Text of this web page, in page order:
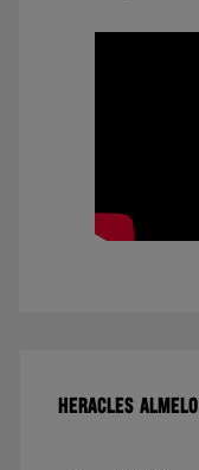
HERACLES ALMELO